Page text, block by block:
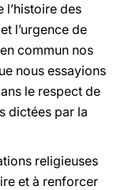
des
l’urgence de
commun nos
nous essayions
le respect de
dictées par la
religieuses
et à renforcer